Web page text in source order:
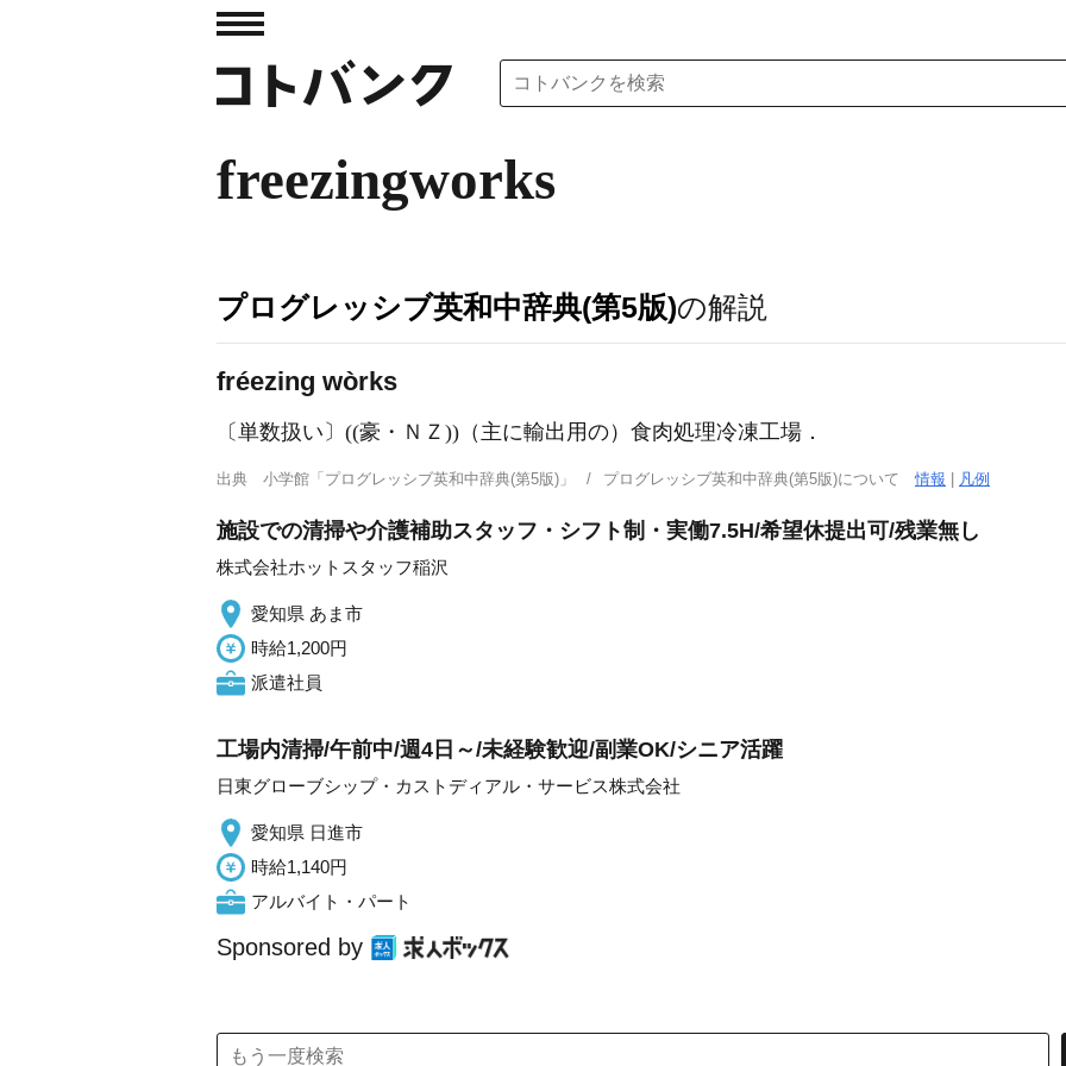
freezingworks
プログレッシブ英和中辞典(第5版)の解説
fréezing wòrks
〔単数扱い〕((豪・ＮＺ))（主に輸出用の）食肉処理冷凍工場 ．
出典 小学館「プログレッシブ英和中辞典(第5版)」 プログレッシブ英和中辞典(第5版)について情報 凡例
施設での清掃や介護補助スタッフ・シフト制・実働7.5H/希望休提出可/残業無し
株式会社ホットスタッフ稲沢
愛知県 あま市
時給1,200円
派遣社員
工場内清掃/午前中/週4日～/未経験歓迎/副業OK/シニア活躍
日東グローブシップ・カストディアル・サービス株式会社
愛知県 日進市
時給1,140円
アルバイト・パート
Sponsored by